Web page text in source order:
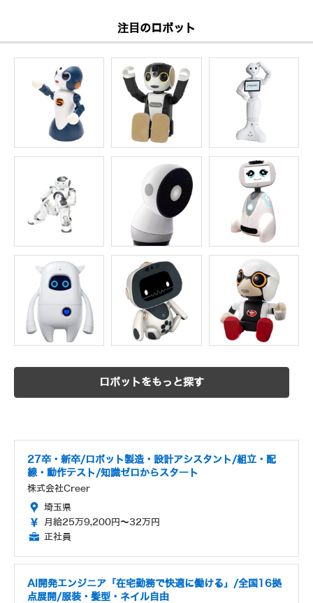
注目のロボット
ロボットをもっと探す
27卒・新卒/ロボット製造・設計アシスタント/組立・配
線・動作テスト/知識ゼロからスタート
株式会社Creer
埼玉県
月給25万9,200円～32万円
正社員
AI開発エンジニア「在宅勤務で快適に働ける」/全国16拠
点展開/服装・髪型・ネイル自由